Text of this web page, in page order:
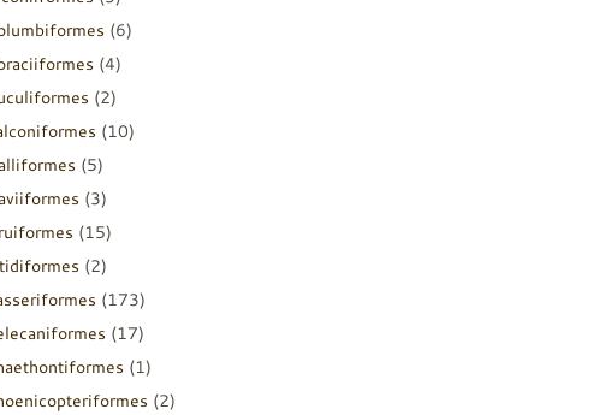
(6)
(4)
(2)
(10)
(5)
(3)
(15)
(2)
(173)
(17)
(1)
(2)